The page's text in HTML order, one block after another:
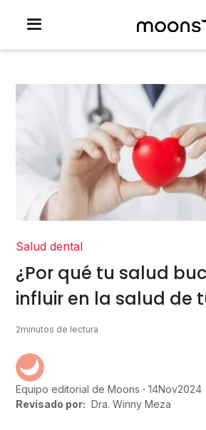
Salud dental
¿Por qué tu salud
influir en la salud de
2minutos de lectura
Equipo editorial de Moons 14Nov2024
Revisado por: Dra. Winny Meza